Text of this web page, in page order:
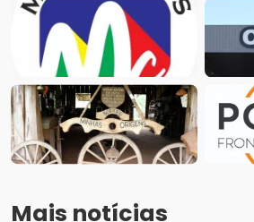
Mais notícias